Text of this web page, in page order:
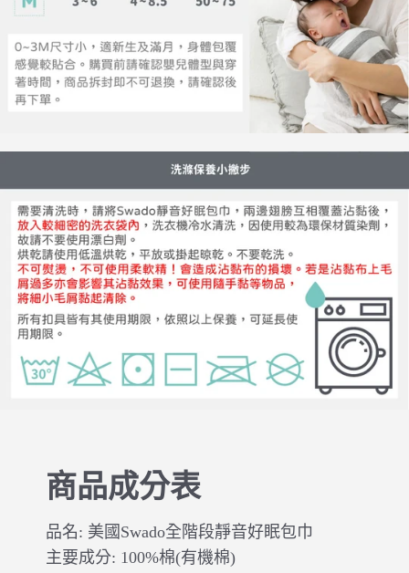
商品成分表
品名: 美國Swado全階段靜音好眠包巾
主要成分: 100%棉(有機棉)